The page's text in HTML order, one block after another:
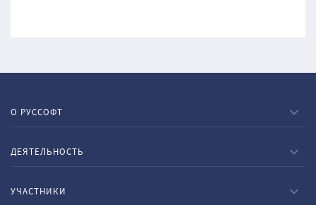
О РУССОФТ
ДЕЯТЕЛЬНОСТЬ
УЧАСТНИКИ